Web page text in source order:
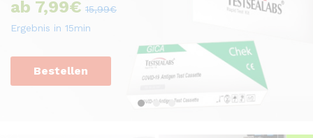
ab 7,99€ 15,99€
Ergebnis in 15min
Bestellen
Jetzt stark reduziert:
-15%
Jetzt Einkaufen
Für Räume von 40-120m²
650m³/h. Jetzt Zuschlagen
Kaufen